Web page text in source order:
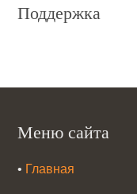
Поддержка
Меню сайта
• Главная